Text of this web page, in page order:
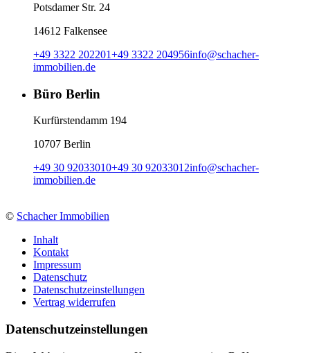
Potsdamer Str. 24
14612 Falkensee
+49 3322 202201+49 3322 204956info@schacher-
immobilien.de
Büro Berlin
Kurfürstendamm 194
10707 Berlin
+49 30 92033010+49 30 92033012info@schacher-
immobilien.de
© Schacher Immobilien
Inhalt
Kontakt
Impressum
Datenschutz
Datenschutzeinstellungen
Vertrag widerrufen
Daten­schutz­ein­stellungen